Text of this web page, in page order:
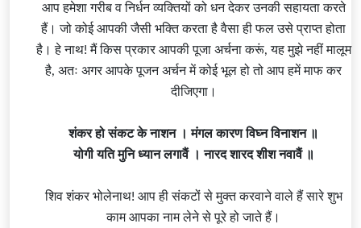
आप हमेशा गरीब व निर्धन व्यक्तियों को धन देकर उनकी सहायता करते
हैं। जो कोई आपकी जैसी भक्ति करता है वैसा ही फल उसे प्राप्त होता
है। हे नाथ! मैं किस प्रकार आपकी पूजा अर्चना करूं, यह मुझे नहीं मालूम
है, अतः अगर आपके पूजन अर्चन में कोई भूल हो तो आप हमें माफ कर
दीजिएगा।
शंकर हो संकट के नाशन । मंगल कारण विघ्न विनाशन ॥
योगी यति मुनि ध्यान लगावैं ।नारदशारद शीश नवावैं ॥
शिव शंकरभोलेनाथ! आप ही संकटों से मुक्त करवाने वाले हैं सारे शुभ
काम आपका नाम लेने से पूरे हो जाते हैं।